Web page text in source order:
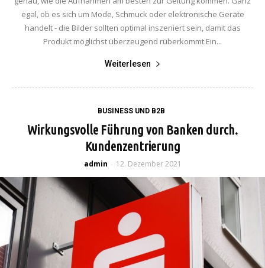
egal, ob es sich um Mode, Schmuck oder elektronische Geräte
handelt - die Bilder sollten optimal inszeniert sein, damit das
Produkt möglichst überzeugend rüberkommt.Ein...
Weiterlesen
BUSINESS UND B2B
Wirkungsvolle Führung von Banken durch.
Kundenzentrierung
admin - 12. Dezember 2021